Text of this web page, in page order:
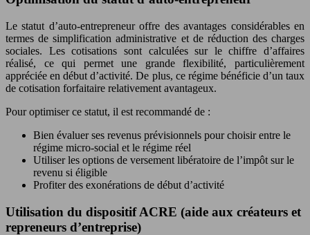
Le statut d’auto-entrepreneur offre des avantages considérables en
termes de simplification administrative et de réduction des charges
sociales. Les cotisations sont calculées sur le chiffre d’affaires
réalisé, ce qui permet une grande flexibilité, particulièrement
appréciée en début d’activité. De plus, ce régime bénéficie d’un taux
de cotisation forfaitaire relativement avantageux.
Pour optimiser ce statut, il est recommandé de :
Bien évaluer ses revenus prévisionnels pour choisir entre le
régime micro-social et le régime réel
Utiliser les options de versement libératoire de l’impôt sur le
revenu si éligible
Profiter des exonérations de début d’activité
Utilisation du dispositif ACRE (aide aux créateurs et
repreneurs d’entreprise)